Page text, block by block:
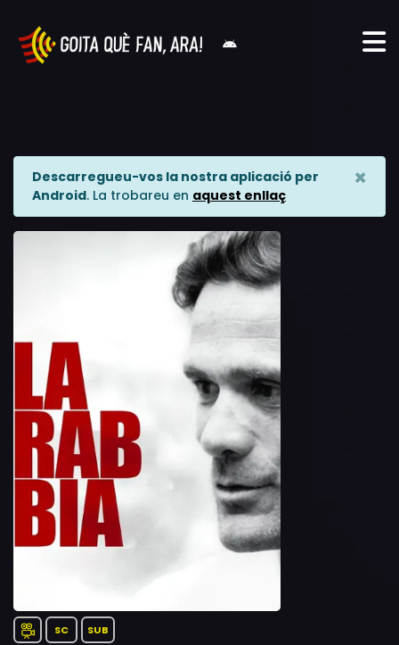
Descarregueu-vos la nostra aplicació per
Android. La trobareu en aquest enllaç
×
SC SUB